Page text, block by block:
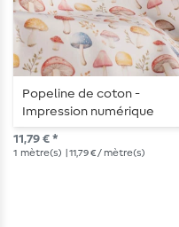
Popeline de coton -
Impression numérique
Champignons Blancs
11,79 € *
1 mètre(s) | 11,79 € / mètre(s)